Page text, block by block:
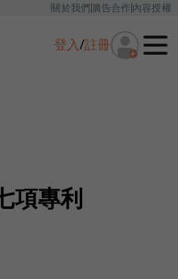
關於我們廣告合作內容授權
登入/註冊
項專利